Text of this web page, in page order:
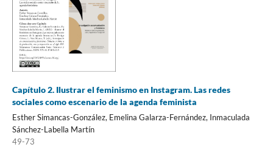
Capítulo 2. Ilustrar el feminismo en Instagram. Las redes
sociales como escenario de la agenda feminista
Esther Simancas-González, Emelina Galarza-Fernández, Inmaculada
Sánchez-Labella Martín
49-73